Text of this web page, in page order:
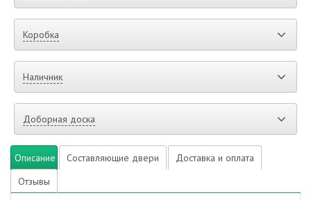
Коробка
Наличник
Доборная доска
Описание Составляющие двери
Доставка и оплата
Отзывы